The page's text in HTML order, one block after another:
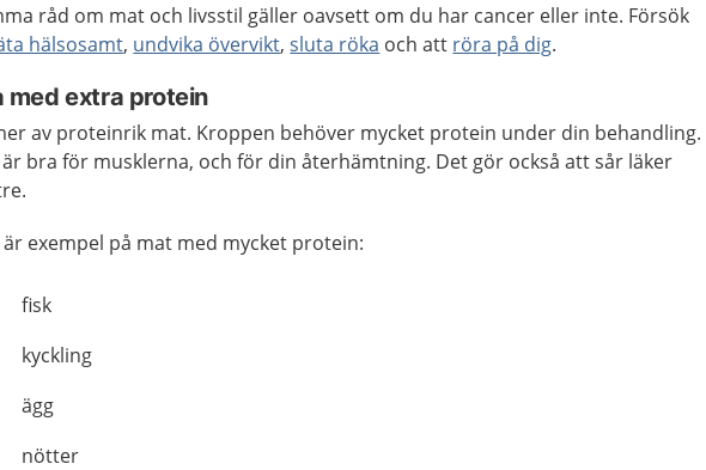
råd om mat och livsstil gäller oavsett om du har cancer eller inte. Försök
hälsosamt, undvika övervikt,sluta röka och att röra på dig.
med extra protein
av proteinrik mat. Kroppen behöver mycket protein under din behandling.
bra för musklerna, och för din återhämtning. Det gör också att sår läker
exempel på mat med mycket protein:
fisk
kyckling
ägg
nötter